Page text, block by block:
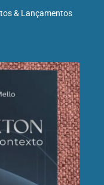
& Lançamentos